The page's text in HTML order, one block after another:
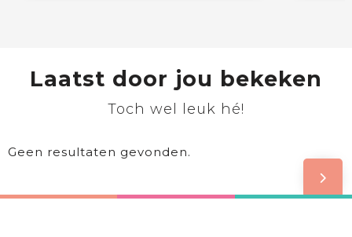
Laatst door jou bekeken
Toch wel leuk hé!
Geen resultaten gevonden.